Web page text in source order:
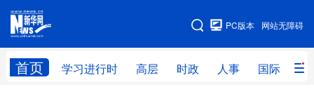
网站无障碍
PC版本
首页 学习进行时 高层 时政 人事 国际 财
网站地图